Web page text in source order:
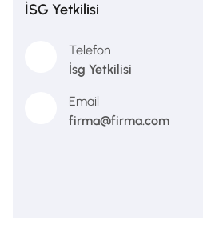
İSG Yetkilisi
Telefon
İsg Yetkilisi
Email
firma@firma.com